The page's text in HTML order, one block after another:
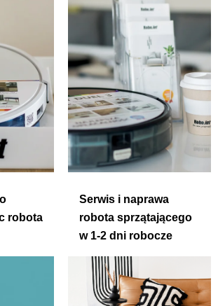
robota
Serwis i naprawa
robota sprzątającego
w 1-2 dni robocze